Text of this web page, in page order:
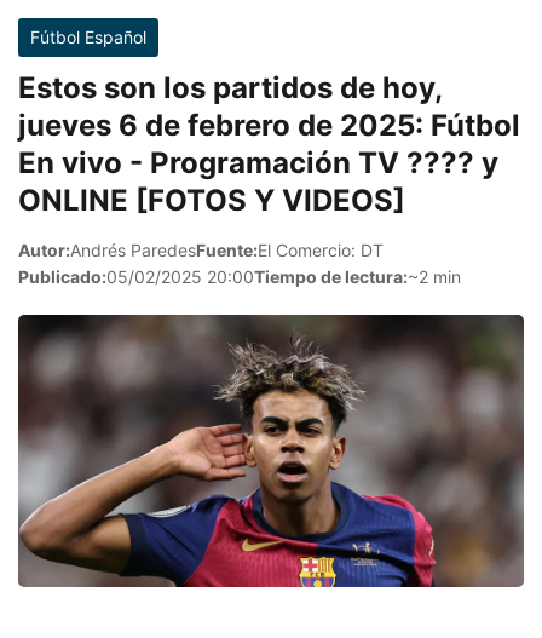
Fútbol Español
Estos son los partidos de hoy,
jueves 6 de febrero de 2025: Fútbol
En vivo - Programación TV ???? y
ONLINE [FOTOS Y VIDEOS]
Autor:Andrés ParedesFuente:El Comercio: DT
Publicado:05/02/2025 20:00Tiempo de lectura:~2 min